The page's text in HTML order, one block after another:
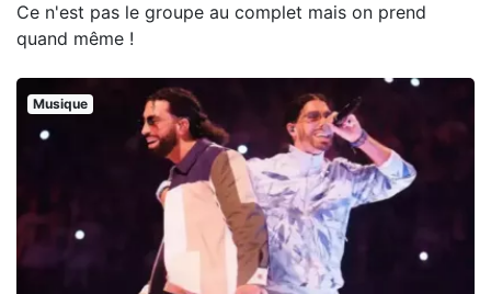
Ce n'est pas le groupe au complet mais on prend
quand même !
Musique